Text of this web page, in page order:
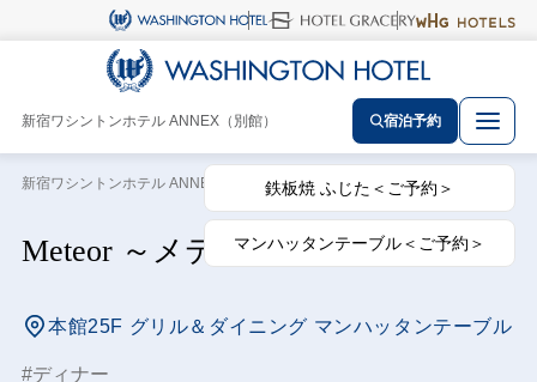
新宿ワシントンホテル ANNEX（別館）
鉄板焼 ふじた＜ご予約＞
マンハッタンテーブル＜ご予約＞
宿泊予約
新宿ワシントンホテル ANNEX（別館） トップ レストランプラン
Meteor ～メテオ～
本館25F グリル＆ダイニング マンハッタンテーブル
ディナー